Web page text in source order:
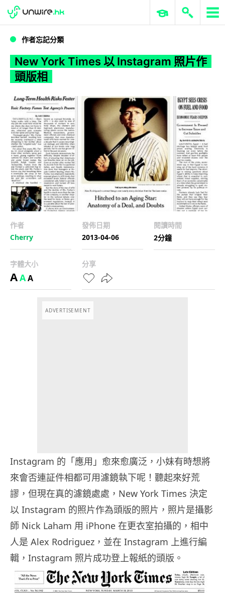
WWDC 2026 ERP 與商業 AI
作者忘記分類
New York Times 以 Instagram 照片作
頭版相
作者
Cherry
發佈日期
2013-04-06
閱讀時間
2分鐘
字體大小
AAA
分享
ADVERTISEMENT
Instagram 的「應用」愈來愈廣泛，小妹有時想將
來會否連証件相都可用濾鏡執下呢！聽起來好荒
謬，但現在真的濾鏡處處，New York Times 決定
以 Instagram 的照片作為頭版的照片，照片是攝影
師 Nick Laham 用 iPhone 在更衣室拍攝的，相中
人是 Alex Rodriguez，並在 Instagram 上進行編
輯，Instagram 照片成功登上報紙的頭版。